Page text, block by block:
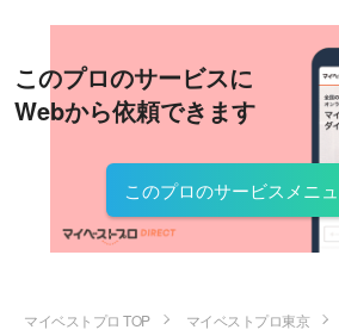
このプロのサービスに
Webから依頼できます
このプロのサービスメニ
マイベストプロ TOP マイベストプロ東京